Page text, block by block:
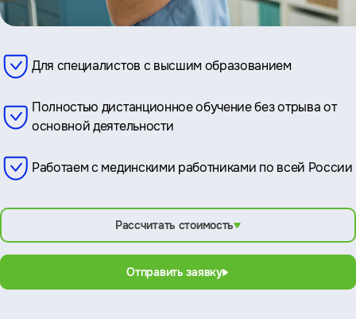
Для специалистов с высшим образованием
Полностью дистанционное обучение без отрыва от
основной деятельности
Работаем с мединскими работниками по всей России
Рассчитать стоимость
Отправить заявку